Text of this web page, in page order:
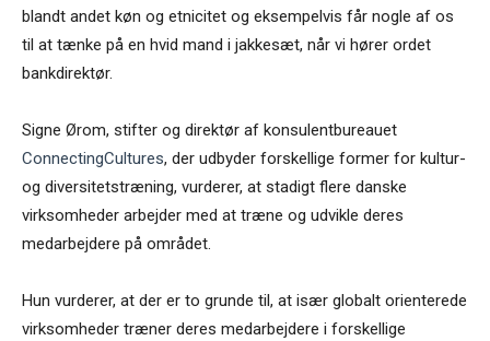
blandt andet køn og etnicitet og eksempelvis får nogle af os
til at tænke på en hvid mand i jakkesæt, når vi hører ordet
bankdirektør.
Signe Ørom, stifter og direktør af konsulentbureauet
ConnectingCultures, der udbyder forskellige former for kultur-
og diversitetstræning, vurderer, at stadigt flere danske
virksomheder arbejder med at træne og udvikle deres
medarbejdere på området.
Hun vurderer, at der er to grunde til, at især globalt orienterede
virksomheder træner deres medarbejdere i forskellige